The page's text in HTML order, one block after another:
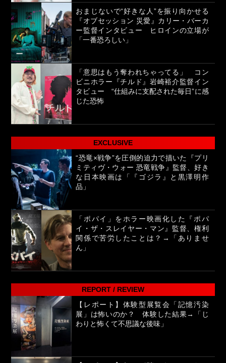
おまじないで“好きな人”を振り向かせる
『オブセッション 災愛』カリー・バーカ
ー監督インタビュー ヒロインの立場が
「一番恐ろしい」
「意思はもう奪われちゃってる」 コン
ビニホラー『チルド』岩崎裕介監督イン
タビュー “仕組みに支配された毎日”に感
じた恐怖
EXCLUSIVE
“恐竜×戦争”を圧倒的迫力で描いた『プリ
ミティヴ・ウォー 恐竜戦争』監督、好き
な日本映画は「『ゴジラ』と黒澤明作
品」
「ポパイ」をホラー映画化した『ポパ
イ・ザ・スレイヤー・マン』監督、権利
関係で苦労したことは？→「ありませ
ん」
REPORT / REVIEW
【レポート】体験型展覧会「記憶汚染
展」は怖いのか？ 体験した結果→「じ
わりと怖くて不思議な後味」